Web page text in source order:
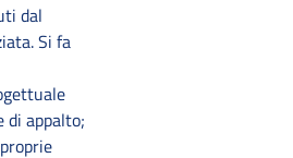
dal
Si fa
di appalto;